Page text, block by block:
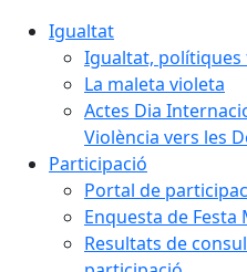
Igualtat
Igualtat, polítiques
La maleta violeta
Actes Dia
Violència vers les
Participació
Portal de
Enquesta de Festa
Resultats de